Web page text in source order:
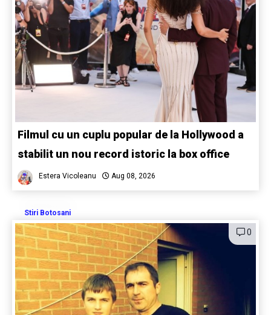
Filmul cu un cuplu popular de la Hollywood a
stabilit un nou record istoric la box office
Estera Vicoleanu Aug 08, 2026
Stiri Botosani
0